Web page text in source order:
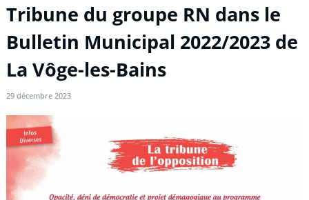
Tribune du groupe RN dans le
Bulletin Municipal 2022/2023 de
La Vôge-les-Bains
29 décembre 2023